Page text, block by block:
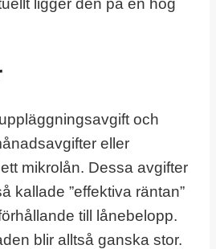
ligger den på en hög
och
eller
mikrolån. Dessa avgifter
kallade ”effektiva räntan”
till lånebelopp.
blir alltså ganska stor.